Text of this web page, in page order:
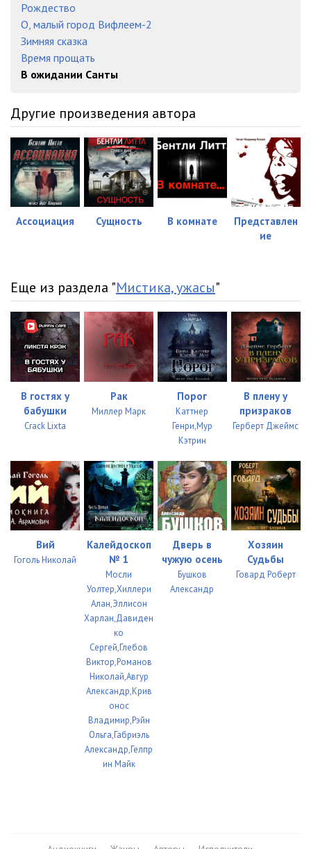
Рождество
О, малый город Вифлеем-2
Зимняя сказка
Время прощать
В ожидании Санты
Другие произведения автора
Ассоциация Сущность В комнате
Представлен
ие
Еще из раздела "Мистика, ужасы"
В гостях у
бабушки
Crack Lixta
Рак
Миллер Марк
Порог
Каттнер
Генри,Мур
Кэтрин
В плену у
призраков
Герберт Джеймс
Вий
Гоголь Николай
Калейдоскоп
№ 1
Мосли
Уолтер,Хиллери
Алан,Эллисон
Харлан,Давиден
ко
Сергей,Глебов
Виктор,Романов
Николай,Авгур
Александр,Крив
онос
Владимир,Рэйн
Ольга,Габриэль
Александр,Гелпр
ин Майк
Дверь в
чужую осень
Бушков
Александр
Хозяин
Судьбы
Говард Роберт